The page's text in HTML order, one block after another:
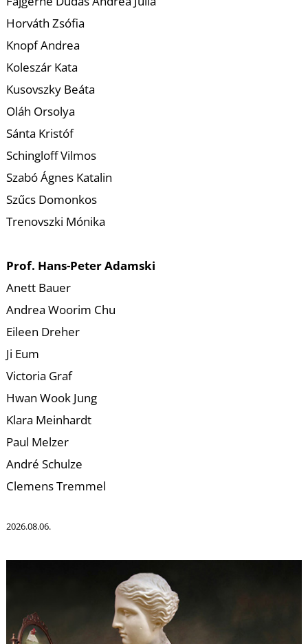
Horváth Zsófia
Knopf Andrea
Koleszár Kata
Kusovszky Beáta
Oláh Orsolya
Sánta Kristóf
Schingloff Vilmos
Szabó Ágnes Katalin
Szűcs Domonkos
Trenovszki Mónika
Prof. Hans-Peter Adamski
Anett Bauer
Andrea Woorim Chu
Eileen Dreher
Ji Eum
Victoria Graf
Hwan Wook Jung
Klara Meinhardt
Paul Melzer
André Schulze
Clemens Tremmel
2026.08.06.